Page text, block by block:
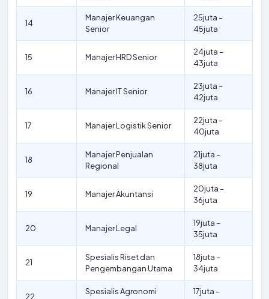
14
Manajer Keuangan
Senior
25juta –
45juta
15 Manajer HRD Senior
24juta –
43juta
16 Manajer IT Senior
23juta –
42juta
17 Manajer Logistik Senior
22juta –
40juta
18
Manajer Penjualan
Regional
21juta –
38juta
19 Manajer Akuntansi
20juta –
36juta
20 Manajer Legal
19juta –
35juta
21
Spesialis Riset dan
Pengembangan Utama
18juta –
34juta
22
Spesialis Agronomi
17juta –